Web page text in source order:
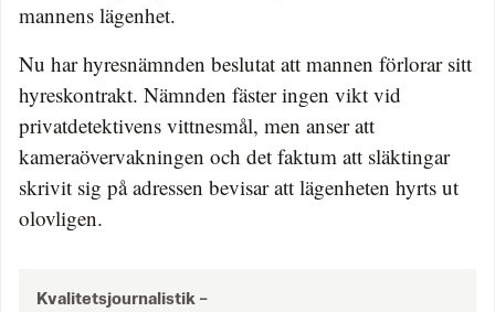
mannens lägenhet.
Nu har hyresnämnden beslutat att mannen förlorar sitt
hyreskontrakt. Nämnden fäster ingen vikt vid
privatdetektivens vittnesmål, men anser att
kameraövervakningen och det faktum att släktingar
skrivit sig på adressen bevisar att lägenheten hyrts ut
olovligen.
Kvalitetsjournalistik –